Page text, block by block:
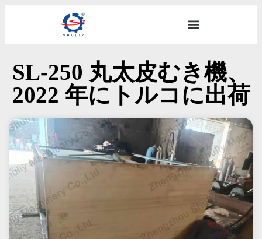
SL-250 丸太皮むき機、
2022 年にトルコに出荷